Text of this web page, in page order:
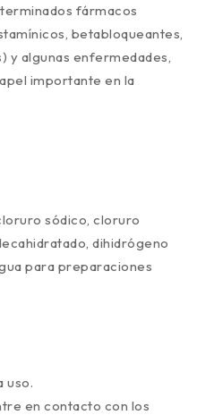
fármacos
betabloqueantes,
y algunas enfermedades,
importante en la
sódico, cloruro
dihidrógeno
para preparaciones
uso.
en contacto con los